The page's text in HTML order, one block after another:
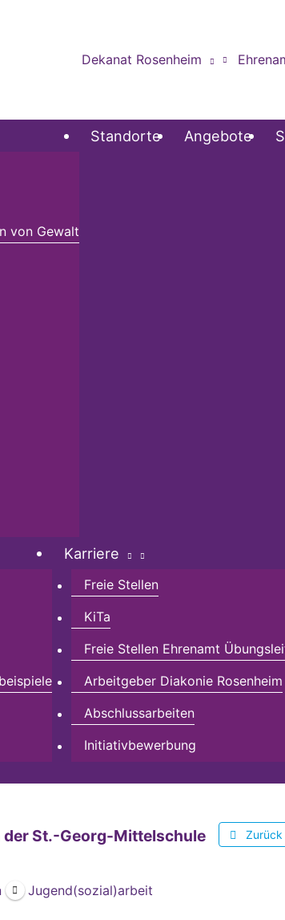
Dekanat Rosenheim
von Gewalt
Standorte Angebote
Karriere
Freie Stellen
KiTa
Freie Stellen Ehrenamt
Arbeitgeber Diakonie Rosenheim
Abschlussarbeiten
Initiativbewerbung
der St.-Georg-Mittelschule
Jugend(sozial)arbeit
Zurück